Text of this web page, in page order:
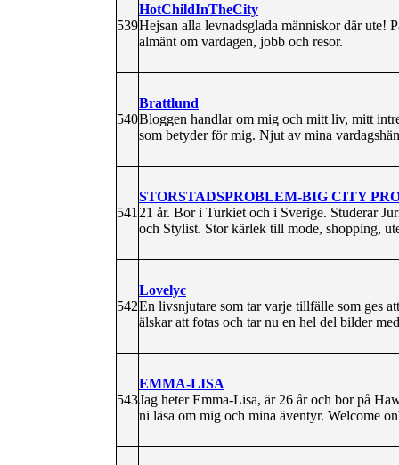
539
HotChildInTheCity
Hejsan alla levnadsglada människor där ute!
almänt om vardagen, jobb och resor.
540
Brattlund
Bloggen handlar om mig och mitt liv, mitt
som betyder för mig. Njut av mina
541
STORSTADSPROBLEM-BIG CITY
21 år. Bor i Turkiet och i Sverige. Studerar
och Stylist. Stor kärlek till mode, shopping,
542
Lovelyc
En livsnjutare som tar varje tillfälle som ges
älskar att fotas och tar nu en hel del bilder
543
EMMA-LISA
Jag heter Emma-Lisa, är 26 år och bor på
ni läsa om mig och mina äventyr. Welcome